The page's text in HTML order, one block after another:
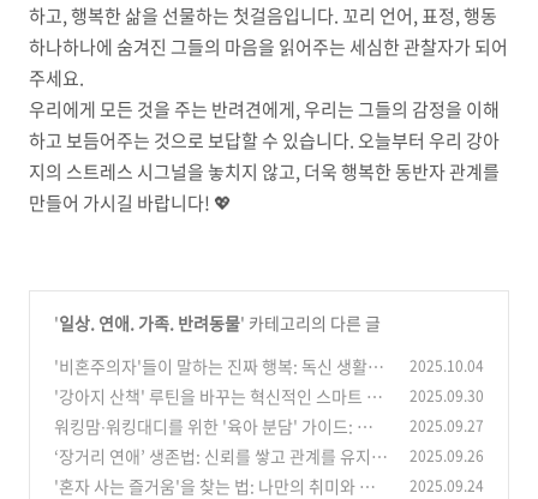
하고, 행복한 삶을 선물하는 첫걸음입니다. 꼬리 언어, 표정, 행동
하나하나에 숨겨진 그들의 마음을 읽어주는 세심한 관찰자가 되어
주세요.
우리에게 모든 것을 주는 반려견에게, 우리는 그들의 감정을 이해
하고 보듬어주는 것으로 보답할 수 있습니다. 오늘부터 우리 강아
지의 스트레스 시그널을 놓치지 않고, 더욱 행복한 동반자 관계를
만들어 가시길 바랍니다! 💖
'일상. 연애. 가족. 반려동물' 카테고리의 다른 글
'비혼주의자'들이 말하는 진짜 행복: 독신 생활의
장점과 현실적인 조언
(0)
2025.10.04
'강아지 산책' 루틴을 바꾸는 혁신적인 스마트 장
비 4가지
(0)
2025.09.30
워킹맘∙워킹대디를 위한 '육아 분담' 가이드: 행복
한 공동 육아의 시작 (2)
2025.09.27
‘장거리 연애’ 생존법: 신뢰를 쌓고 관계를 유지하
는 4가지 방법 (0)
2025.09.26
'혼자 사는 즐거움'을 찾는 법: 나만의 취미와 루
2025.09.24